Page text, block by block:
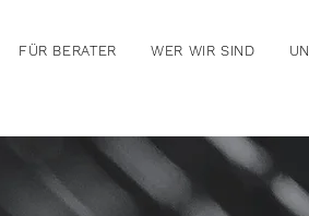
FÜR BERATER WER WIR SIND